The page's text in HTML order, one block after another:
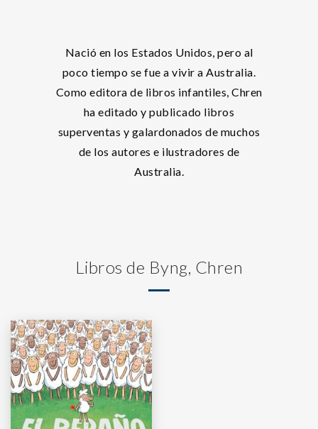
Nació en los Estados Unidos, pero al
poco tiempo se fue a vivir a Australia.
Como editora de libros infantiles, Chren
ha editado y publicado libros
superventas y galardonados de muchos
de los autores e ilustradores de
Australia.
Libros de Byng, Chren